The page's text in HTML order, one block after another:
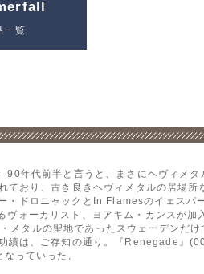
一覧
年代前半と言うと、まさにヘヴィメタ
おり、古き良きヘヴィメタルの居場所
ドロニャックとIn Flamesのイェスパ
ォーカリスト、ヨアキム・カンスが加
タルの聖地であったスウェーデンだけ
績は、ご存知の通り。『Renegade』
っていった。